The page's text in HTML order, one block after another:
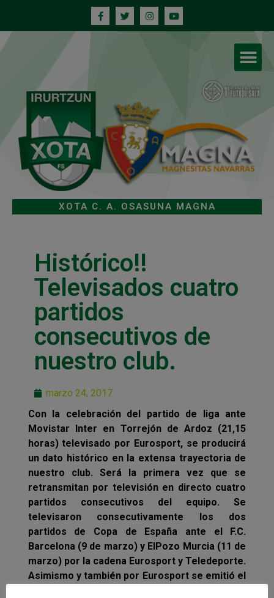
XOTA C. A. OSASUNA MAGNA
Histórico!!
Televisados cuatro
partidos
consecutivos de
nuestro club.
marzo 24, 2017
Con la celebración del partido de liga ante
Movistar Inter en Torrejón de Ardoz (21,15
horas) televisado por Eurosport, se producirá
un dato histórico en la extensa trayectoria de
nuestro club. Será la primera vez que se
retransmitan por televisión en directo cuatro
partidos consecutivos del equipo. Se
televisaron consecutivamente los dos
partidos de Copa de España ante el F.C.
Barcelona (9 de marzo) y ElPozo Murcia (11 de
marzo) por la cadena Eurosport y Teledeporte.
Asimismo y también por Eurosport se emitió el